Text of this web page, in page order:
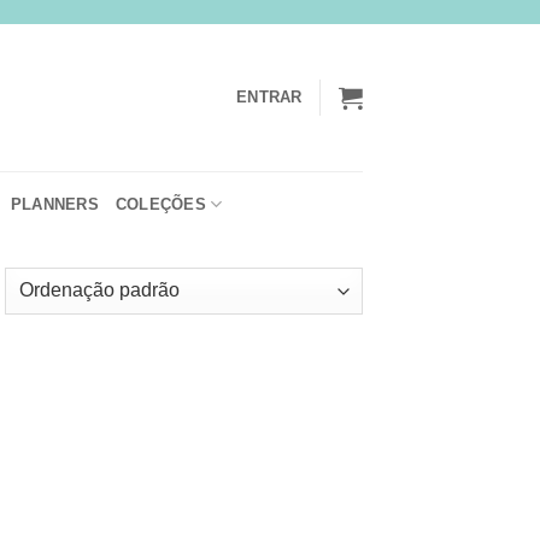
ENTRAR
PLANNERS COLEÇÕES